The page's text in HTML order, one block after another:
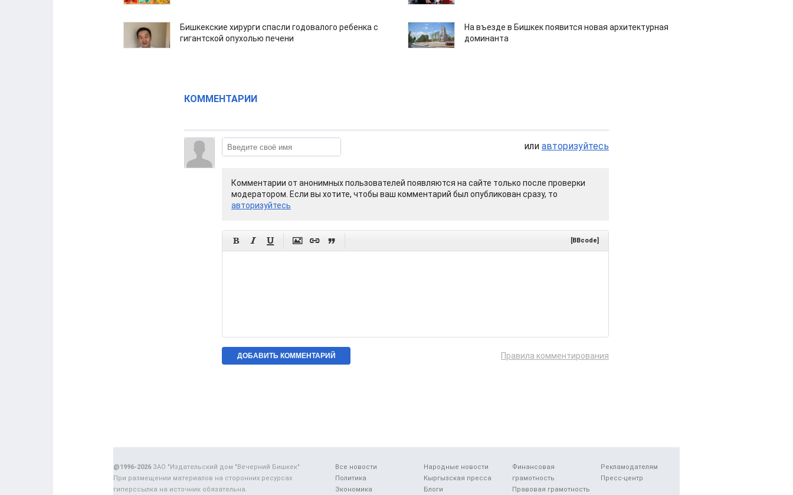
Бишкекские хирурги спасли годовалого ребенка с
гигантской опухолью печени
На въезде в Бишкек появится новая архитектурная
доминанта
КОММЕНТАРИИ
или авторизуйтесь
Комментарии от анонимных пользователей появляются на сайте только после проверки
модератором. Если вы хотите, чтобы ваш комментарий был опубликован сразу, то
авторизуйтесь
      [BBcode]
Правила комментирования
Все новости
Политика
Экономика
Народные новости
Кыргызская пресса
Блоги
Финансовая
грамотность
Правовая грамотность
Рекламодателям
Пресс-центр
@1996-2026ЗАО "Издательский дом "Вечерний Бишкек"
При размещении материалов на сторонних ресурсах
гиперссылка на источник обязательна.